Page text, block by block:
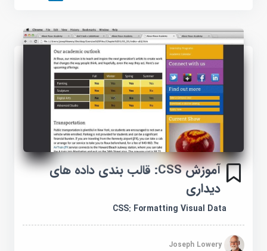
آموزش CSS: قالب بندی داده های
دیداری
CSS: Formatting Visual Data
Joseph Lowery